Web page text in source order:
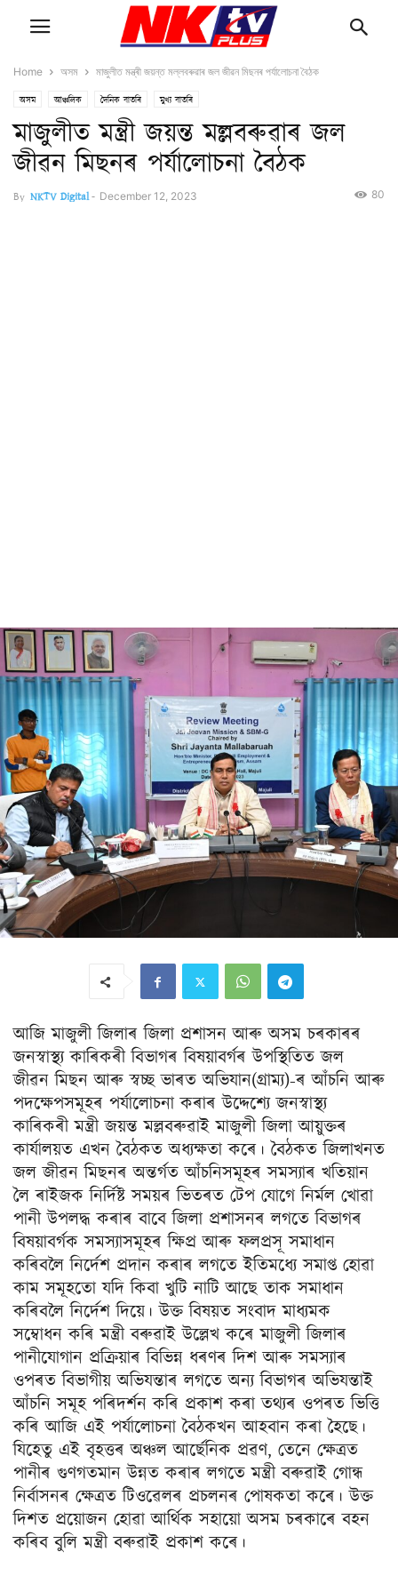
Home অসম মাজুলীত মন্ত্ৰী জয়ন্ত মল্লবৰুৱাৰ জল জীৱন মিছনৰ পর্যালোচনা বৈঠক
অসম আঞ্চলিক দৈনিক বাতৰি মুখ্য বাতৰি
মাজুলীত মন্ত্ৰী জয়ন্ত মল্লবৰুৱাৰ জল
জীৱন মিছনৰ পর্যালোচনা বৈঠক
By NKTV Digital- December 12, 2023 80
আজি মাজুলী জিলাৰ জিলা প্রশাসন আৰু অসম চৰকাৰৰ
জনস্বাস্থ্য কাৰিকৰী বিভাগৰ বিষয়াবৰ্গৰ উপস্থিতিত জল
জীৱন মিছন আৰু স্বচ্ছ ভাৰত অভিযান(গ্রাম্য)-ৰ আঁচনি আৰু
পদক্ষেপসমূহৰ পর্যালোচনা কৰাৰ উদ্দেশ্যে জনস্বাস্থ্য
কাৰিকৰী মন্ত্ৰী জয়ন্ত মল্লবৰুৱাই মাজুলী জিলা আয়ুক্তৰ
কাৰ্যালয়ত এখন বৈঠকত অধ্যক্ষতা কৰে। বৈঠকত জিলাখনত
জল জীৱন মিছনৰ অন্তর্গত আঁচনিসমূহৰ সমস্যাৰ খতিয়ান
লৈ ৰাইজক নির্দিষ্ট সময়ৰ ভিতৰত টেপ যোগে নির্মল খোৱা
পানী উপলদ্ধ কৰাৰ বাবে জিলা প্রশাসনৰ লগতে বিভাগৰ
বিষয়াবর্গক সমস্যাসমূহৰ ক্ষিপ্র আৰু ফলপ্ৰসূ সমাধান
কৰিবলৈ নির্দেশ প্রদান কৰাৰ লগতে ইতিমধ্যে সমাপ্ত হোৱা
কাম সমূহতো যদি কিবা খুটি নাটি আছে তাক সমাধান
কৰিবলৈ নিৰ্দেশ দিয়ে। উক্ত বিষয়ত সংবাদ মাধ্যমক
সম্বোধন কৰি মন্ত্ৰী বৰুৱাই উল্লেখ কৰে মাজুলী জিলাৰ
পানীযোগান প্ৰক্ৰিয়াৰ বিভিন্ন ধৰণৰ দিশ আৰু সমস্যাৰ
ওপৰত বিভাগীয় অভিযন্তাৰ লগতে অন্য বিভাগৰ অভিযন্তাই
আঁচনি সমূহ পৰিদৰ্শন কৰি প্ৰকাশ কৰা তথ্যৰ ওপৰত ভিত্তি
কৰি আজি এই পৰ্যালোচনা বৈঠকখন আহবান কৰা হৈছে।
যিহেতু এই বৃহত্তৰ অঞ্চল আৰ্ছেনিক প্ৰৱণ, তেনে ক্ষেত্ৰত
পানীৰ গুণগতমান উন্নত কৰাৰ লগতে মন্ত্ৰী বৰুৱাই গোন্ধ
নিৰ্বাসনৰ ক্ষেত্ৰত টিওৱেলৰ প্ৰচলনৰ পোষকতা কৰে। উক্ত
দিশত প্ৰয়োজন হোৱা আৰ্থিক সহায়ো অসম চৰকাৰে বহন
কৰিব বুলি মন্ত্ৰী বৰুৱাই প্ৰকাশ কৰে।